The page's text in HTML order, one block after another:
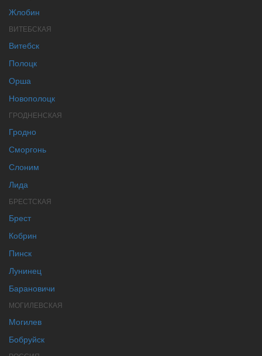
Жлобин
ВИТЕБСКАЯ
Витебск
Полоцк
Орша
Новополоцк
ГРОДНЕНСКАЯ
Гродно
Сморгонь
Слоним
Лида
БРЕСТСКАЯ
Брест
Кобрин
Пинск
Лунинец
Барановичи
МОГИЛЕВСКАЯ
Могилев
Бобруйск